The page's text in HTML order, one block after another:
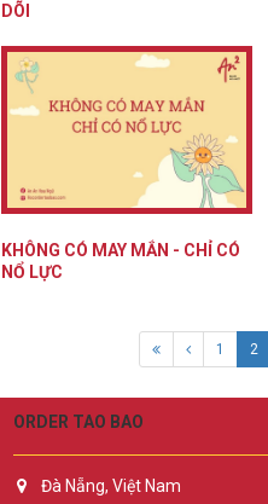
DÕI
KHÔNG CÓ MAY MẮN - CHỈ CÓ
NỔ LỰC
1 2
ORDER TAO BAO
Đà Nẵng, Việt Nam